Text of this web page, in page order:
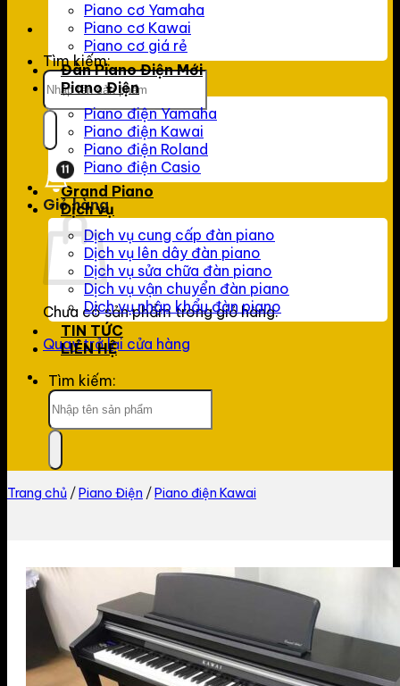
Tìm kiếm:
11
Giỏ hàng
Chưa có sản phẩm trong giỏ hàng.
Quay trở lại cửa hàng
Piano cơ Yamaha
Piano cơ Kawai
Piano cơ giá rẻ
Đàn Piano Điện Mới
Piano Điện
Piano điện Yamaha
Piano điện Kawai
Piano điện Roland
Piano điện Casio
Grand Piano
Dịch vụ
Dịch vụ cung cấp đàn piano
Dịch vụ lên dây đàn piano
Dịch vụ sửa chữa đàn piano
Dịch vụ vận chuyển đàn piano
Dịch vụ nhập khẩu đàn piano
TIN TỨC
LIÊN HỆ
Tìm kiếm:
Trang chủ /Piano Điện /Piano điện Kawai